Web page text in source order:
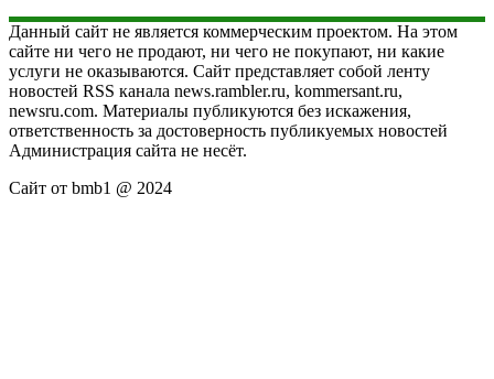
Данный сайт не является коммерческим проектом. На этом
сайте ни чего не продают, ни чего не покупают, ни какие
услуги не оказываются. Сайт представляет собой ленту
новостей RSS канала news.rambler.ru, kommersant.ru,
newsru.com. Материалы публикуются без искажения,
ответственность за достоверность публикуемых новостей
Администрация сайта не несёт.
Сайт от bmb1 @ 2024